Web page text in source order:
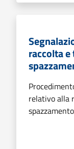
raccolta
relativo alla